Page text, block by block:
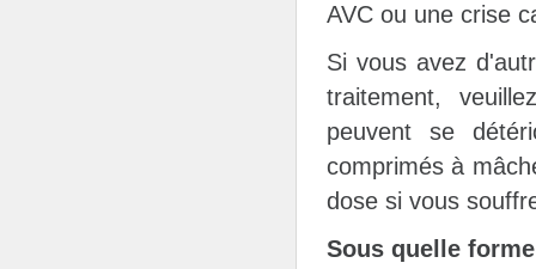
AVC ou une crise
Si vous avez
traitement,
peuvent se
comprimés à
dose si vous
Sous quelle